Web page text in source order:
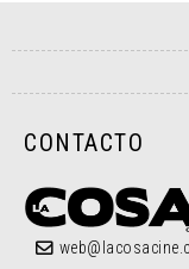
CONTACTO